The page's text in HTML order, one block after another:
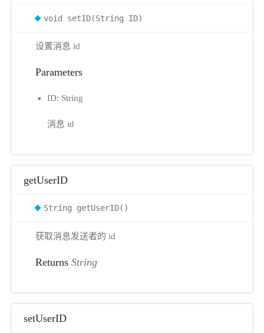
void setID(String ID)
设置消息 id
Parameters
ID: String
消息 id
getUserID
String getUserID()
获取消息发送者的 id
Returns String
setUserID